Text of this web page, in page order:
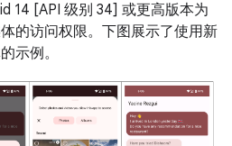
14 [API 级别 34] 或更高版本为
的访问权限。下图展示了使用新
示例。